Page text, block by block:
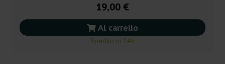
19,00 €
Al carrello
Spedito in 24h